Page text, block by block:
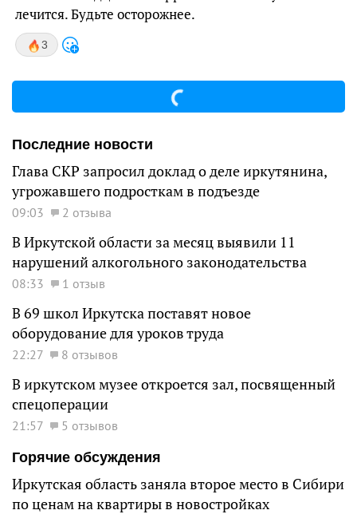
лечится. Будьте осторожнее.
3
Последние новости
Глава СКР запросил доклад о деле иркутянина,
угрожавшего подросткам в подъезде
09:03 2 отзыва
В Иркутской области за месяц выявили 11
нарушений алкогольного законодательства
08:33 1 отзыв
В 69 школ Иркутска поставят новое
оборудование для уроков труда
22:27 8 отзывов
В иркутском музее откроется зал, посвященный
спецоперации
21:57
5 отзывов
Горячие обсуждения
Иркутская область заняла второе место в Сибири
по ценам на квартиры в новостройках